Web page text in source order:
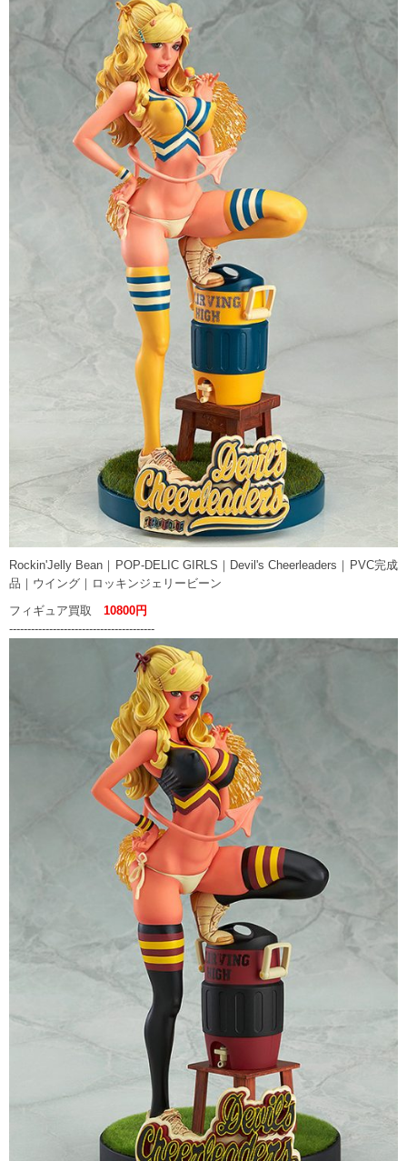
Rockin'Jelly Bean｜POP-DELIC GIRLS｜Devil's Cheerleaders｜PVC完成
品｜ウイング｜ロッキンジェリービーン
フィギュア買取 10800円
----------------------------------------